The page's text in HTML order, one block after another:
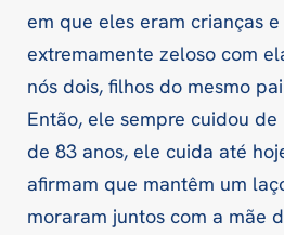
em que eles eram crianças
extremamente zeloso com
nós dois, filhos do mesmo
Então, ele sempre cuidou de
de 83 anos, ele cuida até
afirmam que mantêm um
moraram juntos com a mãe